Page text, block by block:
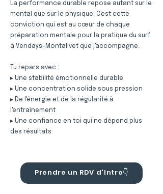
La performance durable repose autant sur le
mental que sur le physique. C'est cette
conviction qui est au cœur de chaque
préparation mentale pour la pratique du surf
à Vendays-Montalivet que j'accompagne.
Tu repars avec :
▸ Une stabilité émotionnelle durable
▸ Une concentration solide sous pression
▸ De l'énergie et de la régularité à
l'entraînement
▸ Une confiance en toi qui ne dépend plus
des résultats
Prendre un RDV d'Intro👇